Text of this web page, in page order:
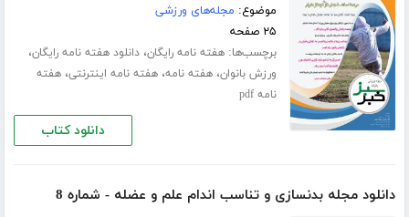
موضوع: مجله‌های ورزشی
۲۵ صفحه
برچسب‌ها:هفته نامه رایگان،دانلود هفته نامه رایگان،
ورزش بانوان،هفته نامه،هفته نامه اینترنتی،هفته
نامه pdf
دانلود کتاب
دانلود مجله بدنسازی و تناسب اندام علم و عضله - شماره 8